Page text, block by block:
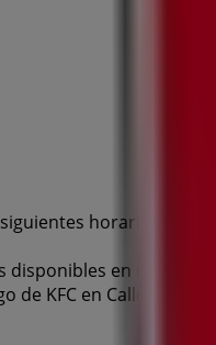
horarios:
en esta tienda
de KFC en Calle 81